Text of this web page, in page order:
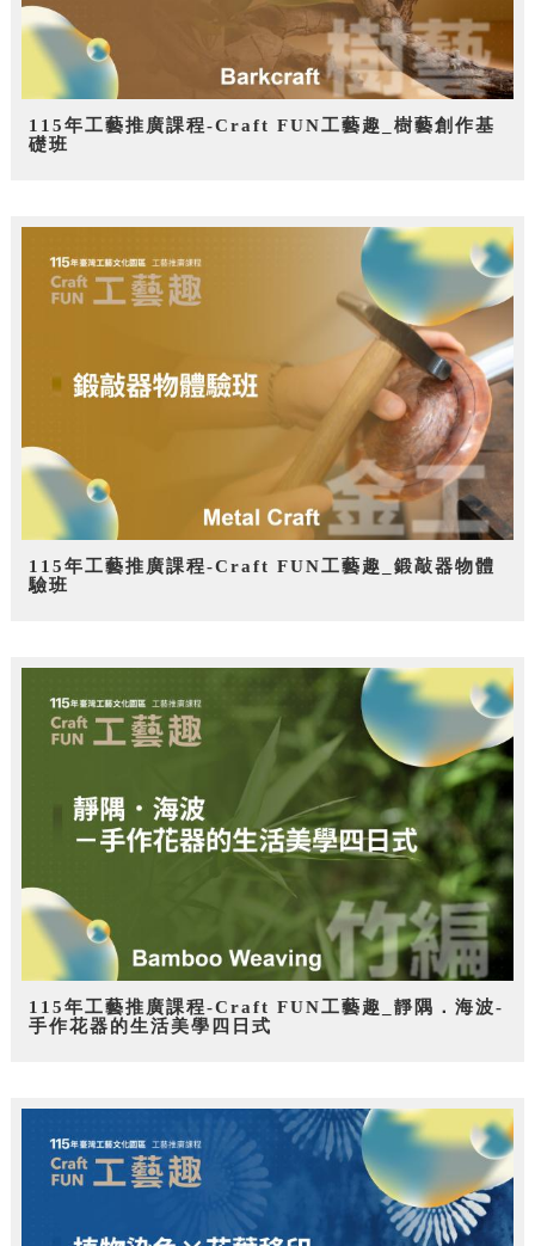
115年工藝推廣課程-Craft FUN工藝趣_樹藝創作基
礎班
115年工藝推廣課程-Craft FUN工藝趣_鍛敲器物體
驗班
115年工藝推廣課程-Craft FUN工藝趣_靜隅．海波-
手作花器的生活美學四日式